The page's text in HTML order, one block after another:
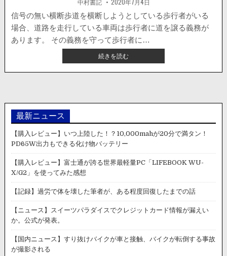
ッ
ク
「回
る
こ
と
と
が
メ
ー
と
し
て
繋
ら
な
者: 載
日：
信号の無い横断歩道を横断しようとしている歩行者がいる
場合、道路を走行している車両は歩行者に道を譲る義務が
あります。 その義務を守って歩行者に…
続きを読む【動
画】
歩
優
を
守
て
追
さ
れ
た
車
ド
ラ
最新ニュース
【購入レビュー】いつ上陸した！？10,000mahが20分で満タン！
PD65W出力もできる化け物バッテリー
【購入レビュー】富士通が誇る世界最軽量PC「LIFEBOOK WU-
X/G2」を使ってみた感想
【記録】過労で体を壊した筆者が、ある程度回復したまでの話
【ニュース】スイーツパラダイスでクレジットカード情報が漏えい
か。公式が発表。
【国内ニュース】すり抜けバイクが車と接触、バイクが転倒する事故
が撮影される